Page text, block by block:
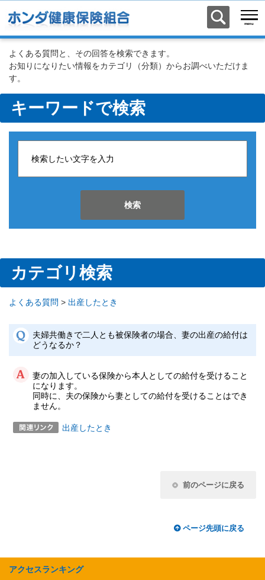
よくある質問と、その回答を検索できます。
お知りになりたい情報をカテゴリ（分類）からお調べいただけま
す。
キーワードで検索
検索
カテゴリ検索
よくある質問 > 出産したとき
夫婦共働きで二人とも被保険者の場合、妻の出産の給付は
どうなるか？
妻の加入している保険から本人としての給付を受けること
になります。
同時に、夫の保険から妻としての給付を受けることはでき
ません。
出産したとき
前のページに戻る
ページ先頭に戻る
アクセスランキング